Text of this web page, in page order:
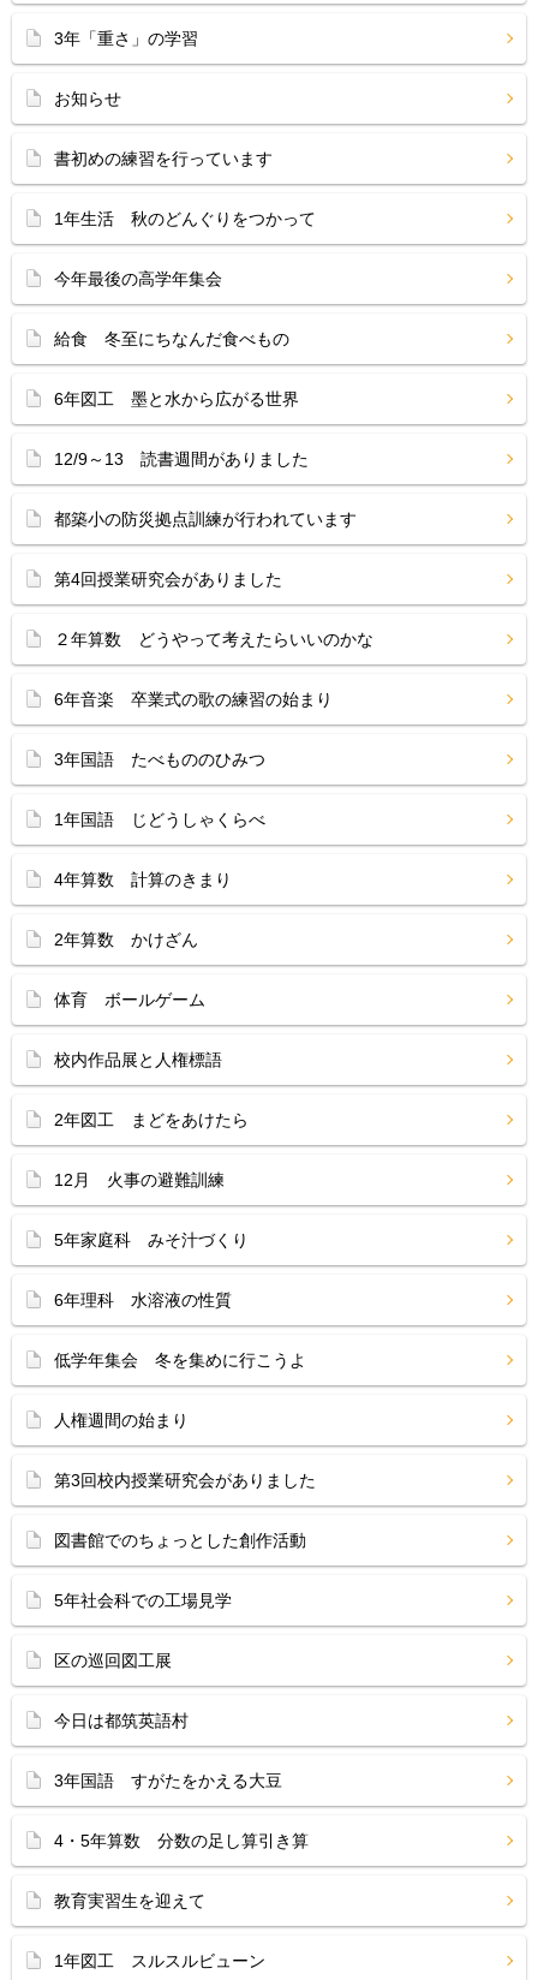
3年「重さ」の学習
お知らせ
書初めの練習を行っています
1年生活 秋のどんぐりをつかって
今年最後の高学年集会
給食 冬至にちなんだ食べもの
6年図工 墨と水から広がる世界
12/9～13 読書週間がありました
都築小の防災拠点訓練が行われています
第4回授業研究会がありました
２年算数 どうやって考えたらいいのかな
6年音楽 卒業式の歌の練習の始まり
3年国語 たべもののひみつ
1年国語 じどうしゃくらべ
4年算数 計算のきまり
2年算数 かけざん
体育 ボールゲーム
校内作品展と人権標語
2年図工 まどをあけたら
12月 火事の避難訓練
5年家庭科 みそ汁づくり
6年理科 水溶液の性質
低学年集会 冬を集めに行こうよ
人権週間の始まり
第3回校内授業研究会がありました
図書館でのちょっとした創作活動
5年社会科での工場見学
区の巡回図工展
今日は都筑英語村
3年国語 すがたをかえる大豆
4・5年算数 分数の足し算引き算
教育実習生を迎えて
1年図工 スルスルビューン